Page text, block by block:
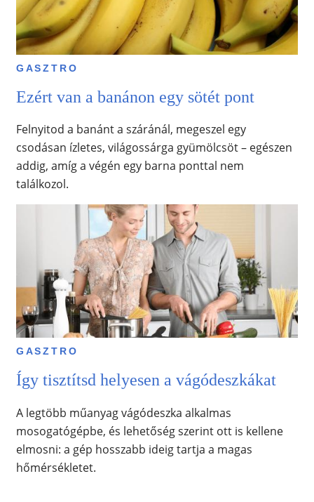
GASZTRO
Ezért van a banánon egy sötét pont
Felnyitod a banánt a száránál, megeszel egy
csodásan ízletes, világossárga gyümölcsöt – egészen
addig, amíg a végén egy barna ponttal nem
találkozol.
GASZTRO
Így tisztítsd helyesen a vágódeszkákat
A legtöbb műanyag vágódeszka alkalmas
mosogatógépbe, és lehetőség szerint ott is kellene
elmosni: a gép hosszabb ideig tartja a magas
hőmérsékletet.